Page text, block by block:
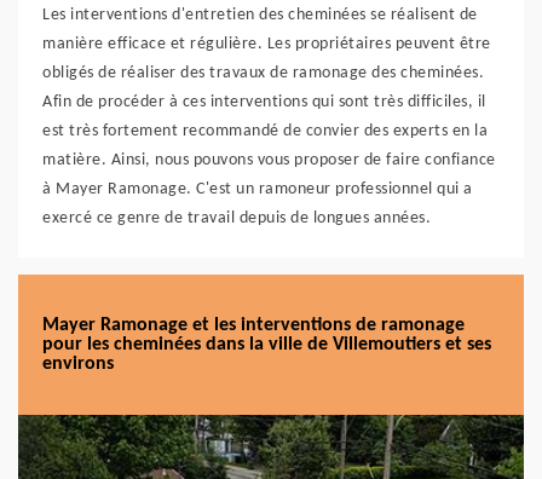
Les interventions d'entretien des cheminées se réalisent de
manière efficace et régulière. Les propriétaires peuvent être
obligés de réaliser des travaux de ramonage des cheminées.
Afin de procéder à ces interventions qui sont très difficiles, il
est très fortement recommandé de convier des experts en la
matière. Ainsi, nous pouvons vous proposer de faire confiance
à Mayer Ramonage. C'est un ramoneur professionnel qui a
exercé ce genre de travail depuis de longues années.
Mayer Ramonage et les interventions de ramonage
pour les cheminées dans la ville de Villemoutiers et ses
environs